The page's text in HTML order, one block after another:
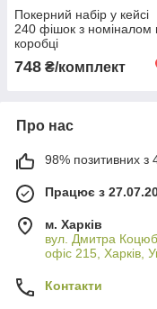
Покерний набір у кейсі
240 фішок з номіналом
коробці
748 ₴/комплект
Про нас
98% позитивних з
Працює з
м. Харків
вул. Дмитра
офіс 215, Харків,
Контакти